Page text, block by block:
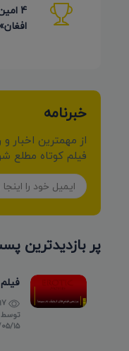
4
خبرنامه
از مهمترین اخبار
فیلم کوتاه مطلع
پر بازدیدترین
توسط